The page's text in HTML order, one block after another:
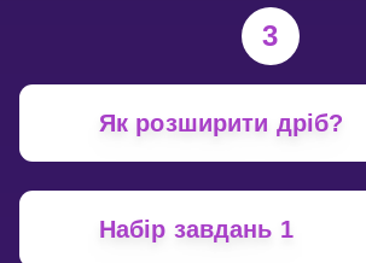
3
Як розширити дріб?
Набір завдань 1